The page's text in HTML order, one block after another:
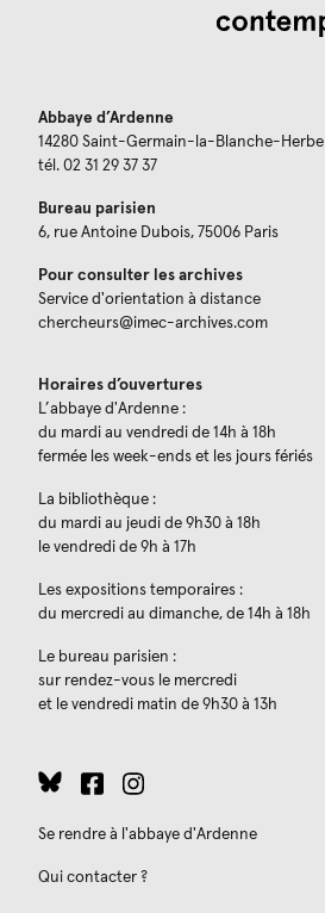
Abbaye d’Ardenne
14280 Saint-Germain-la-Blanche-Herbe
tél. 02 31 29 37 37
Bureau parisien
6, rue Antoine Dubois, 75006 Paris
Pour consulter les archives
Service d'orientation à distance
chercheurs@imec-archives.com
Horaires d’ouvertures
L’abbaye d'Ardenne :
du mardi au vendredi de 14h à 18h
fermée les week-ends et les jours fériés
La bibliothèque :
du mardi au jeudi de 9h30 à 18h
le vendredi de 9h à 17h
Les expositions temporaires :
du mercredi au dimanche, de 14h à 18h
Le bureau parisien :
sur rendez-vous le mercredi
et le vendredi matin de 9h30 à 13h
Se rendre à l'abbaye d'Ardenne
Qui contacter ?